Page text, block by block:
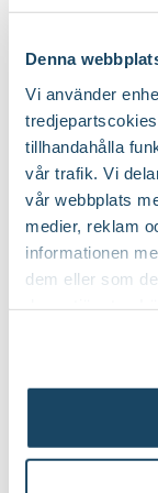
Denna
Vi använder
tillhandahålla
vår trafik. Vi
vår webbplats
medier, reklam
informationen
dem eller som
Japan
Art nr 174836
Välj butik
Till
Bra att veta när
Höjd,
Vi försöker
mått, men
är unika så
Växter
Hitta rätt buskar